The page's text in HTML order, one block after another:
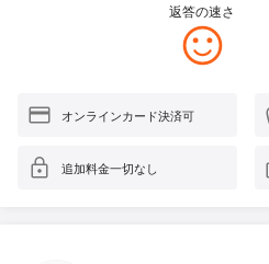
返答の速さ
オンラインカード決済可
追加料金一切なし